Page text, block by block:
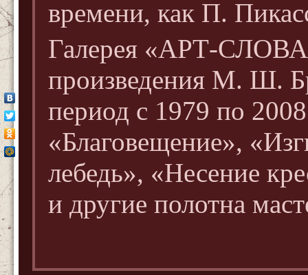
времени, как П.
Галерея «АРТ-
произведения М. Ш.
период с 1979 по
«Благовещение»,
лебедь», «Несение
и другие полотна